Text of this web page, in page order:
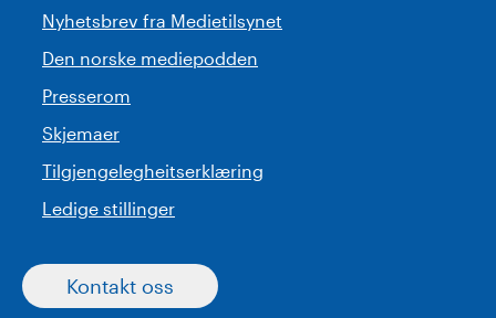
Nyhetsbrev fra Medietilsynet
Den norske mediepodden
Presserom
Skjemaer
Tilgjengelegheitserklæring
Ledige stillinger
Kontakt oss